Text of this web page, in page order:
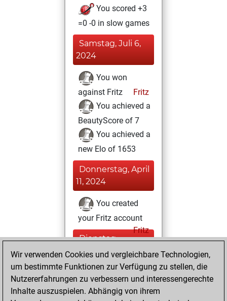
You scored +3
=0 -0 in slow games
Samstag, Juli 6,
2024
You won
against Fritz
Fritz
You achieved a
BeautyScore of 7
You achieved a
new Elo of 1653
Donnerstag, April
11, 2024
You created
your Fritz account
Fritz
Dienstag,
April 9, 2024
You created
your Studies account
Wir verwenden Cookies und vergleichbare Technologien,
um bestimmte Funktionen zur Verfügung zu stellen, die
Nutzererfahrungen zu verbessern und interessengerechte
Inhalte auszuspielen. Abhängig von ihrem